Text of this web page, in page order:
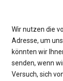
Wir nutzen die
Adresse, um
könnten wir
senden, wenn
Versuch, sich